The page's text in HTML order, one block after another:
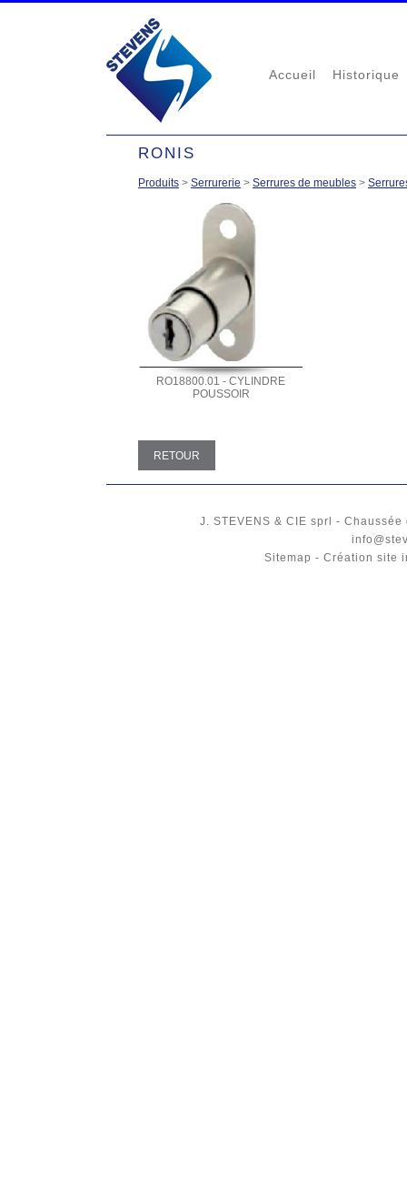
Accueil Historique
RONIS
Produits > Serrurerie > Serrures de meubles >
RO18800.01 - CYLINDRE
POUSSOIR
RETOUR
J. STEVENS & CIE sprl - Chaussée
Sitemap - Création site